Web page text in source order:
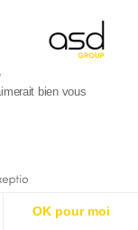
bien vous
OK pour moi
*
multe